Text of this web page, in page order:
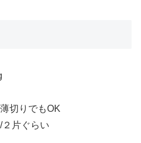
切りでもOK
片ぐらい